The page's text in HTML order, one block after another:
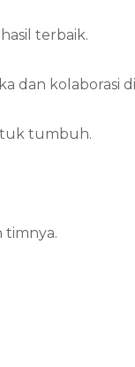
terbaik.
dan kolaborasi
tumbuh.
timnya.